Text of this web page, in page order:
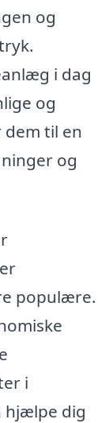
og
i dag
og
til en
og
populære.
i
hjælpe dig